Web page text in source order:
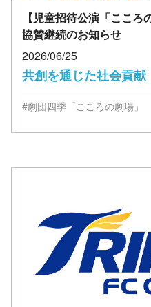
【児童招待公演「ここ
協賛継続のお知らせ
2026/06/25
共創を通じた社会貢献
#劇団四季「こころの劇場」